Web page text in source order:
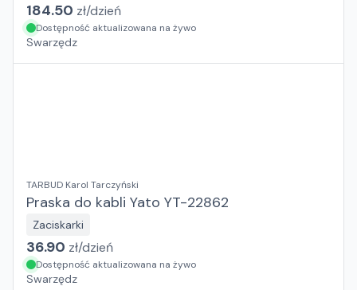
184.50 zł/dzień
Dostępność aktualizowana na żywo
Swarzędz
TARBUD Karol Tarczyński
Praska do kabli Yato YT-22862
Zaciskarki
36.90 zł/dzień
Dostępność aktualizowana na żywo
Swarzędz